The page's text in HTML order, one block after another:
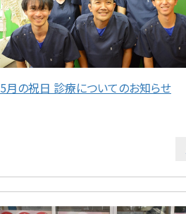
5月の祝日 診療についてのお知らせ